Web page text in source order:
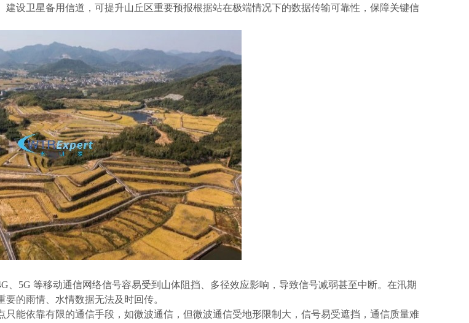
设卫星备用信道，可提升山丘区重要预报根据站在极端情况下的数据传输可靠性，保障关键信
、5G 等移动通信网络信号容易受到山体阻挡、多径效应影响，导致信号减弱甚至中断。在汛期
的雨情、水情数据无法及时回传。
能依靠有限的通信手段，如微波通信，但微波通信受地形限制大，信号易受遮挡，通信质量难